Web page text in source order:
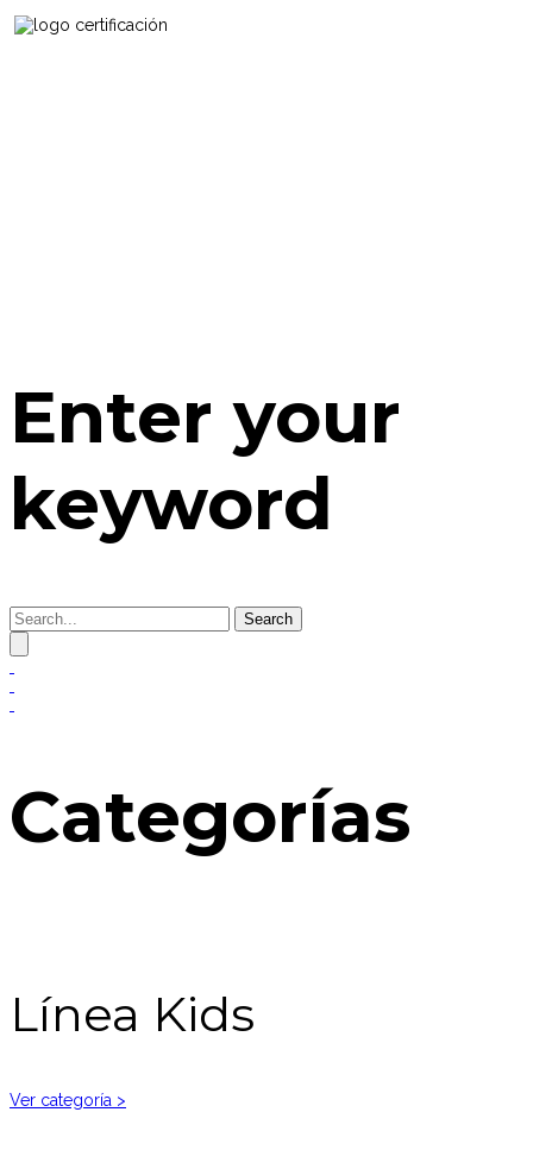
Enter your
keyword
Search
Categorías
Línea Kids
Ver categoría >